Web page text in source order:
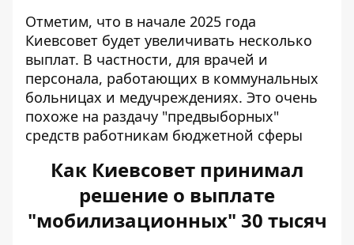
Отметим, что в начале 2025 года
Киевсовет будет увеличивать несколько
выплат. В частности, для врачей и
персонала, работающих в коммунальных
больницах и медучреждениях. Это очень
похоже на раздачу "предвыборных"
средств работникам бюджетной сферы
Как Киевсовет принимал
решение о выплате
"мобилизационных" 30 тысяч